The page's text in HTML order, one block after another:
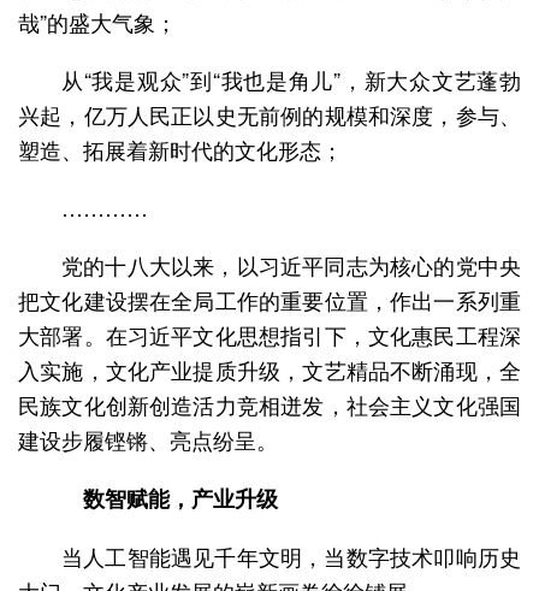
哉”的盛大气象；
从“我是观众”到“我也是角儿”，新大众文艺蓬勃
兴起，亿万人民正以史无前例的规模和深度，参与、
塑造、拓展着新时代的文化形态；
…………
党的十八大以来，以习近平同志为核心的党中央
把文化建设摆在全局工作的重要位置，作出一系列重
大部署。在习近平文化思想指引下，文化惠民工程深
入实施，文化产业提质升级，文艺精品不断涌现，全
民族文化创新创造活力竞相迸发，社会主义文化强国
建设步履铿锵、亮点纷呈。
数智赋能，产业升级
当人工智能遇见千年文明，当数字技术叩响历史